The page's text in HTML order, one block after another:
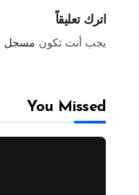
اترك تعليقاً
يجب أنت تكون مسجل
You Missed